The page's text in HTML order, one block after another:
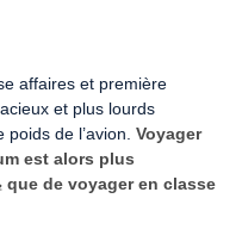
affaires et première
et plus lourds
de l’avion. Voyager
est alors plus
que de voyager en classe